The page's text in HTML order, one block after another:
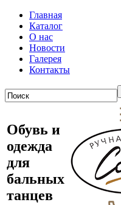
Главная
Каталог
О нас
Новости
Галерея
Контакты
Обувь и
одежда
для
бальных
танцев